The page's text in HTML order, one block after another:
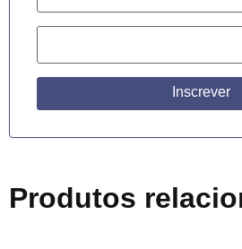
Inscrever
Produtos